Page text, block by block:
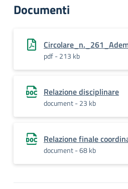
Documenti
pdf - 213 kb
Relazione disciplinare
document - 23 kb
Relazione finale
document - 68 kb